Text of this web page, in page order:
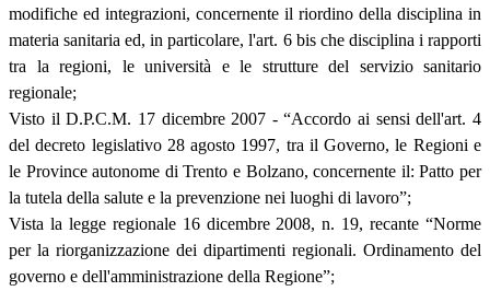
modifiche ed integrazioni, concernente il riordino della disciplina in
materia sanitaria ed, in particolare, l'art. 6 bis che disciplina i rapporti
tra la regioni, le università e le strutture del servizio sanitario
regionale;
Visto il D.P.C.M. 17 dicembre 2007 - “Accordo ai sensi dell'art. 4
del decreto legislativo 28 agosto 1997, tra il Governo, le Regioni e
le Province autonome di Trento e Bolzano, concernente il: Patto per
la tutela della salute e la prevenzione nei luoghi di lavoro”;
Vista la legge regionale 16 dicembre 2008, n. 19, recante “Norme
per la riorganizzazione dei dipartimenti regionali. Ordinamento del
governo e dell'amministrazione della Regione”;